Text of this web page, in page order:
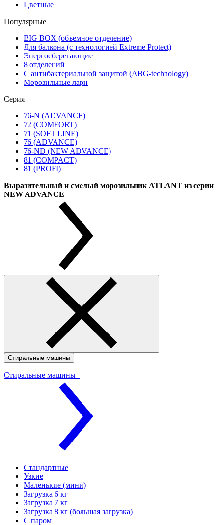
Цветные
Популярные
BIG BOX (объемное отделение)
Для балкона (с технологией Extreme Protect)
Энергосберегающие
8 отделений
С антибактериальной защитой (ABG-technology)
Морозильные лари
Серия
76-N (ADVANCE)
72 (COMFORT)
71 (SOFT LINE)
76 (ADVANCE)
76-ND (NEW ADVANCE)
81 (COMPACT)
81 (PROFI)
Выразительный и смелый морозильник ATLANT из серии
NEW ADVANCE
Стиральные машины
Стиральные машины
Стандартные
Узкие
Маленькие (мини)
Загрузка 6 кг
Загрузка 7 кг
Загрузка 8 кг (большая загрузка)
С паром